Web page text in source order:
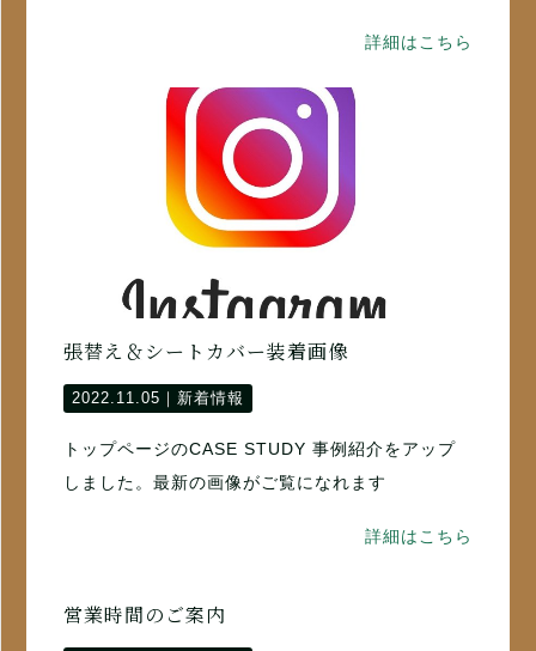
詳細はこちら
張替え＆シートカバー装着画像
2022.11.05｜ 新着情報
トップページのCASE STUDY 事例紹介をアップ
しました。最新の画像がご覧になれます
詳細はこちら
営業時間のご案内